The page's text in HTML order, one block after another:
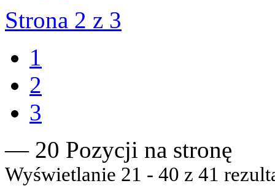
Strona 2 z 3
1
2
3
— 20 Pozycji na stronę
Wyświetlanie 21 - 40 z 41